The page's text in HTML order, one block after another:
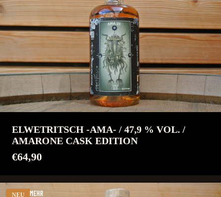
MEHR
ELWETRITSCH -AMA- / 47,9 % VOL. /
AMARONE CASK EDITION
€64,90
NEU